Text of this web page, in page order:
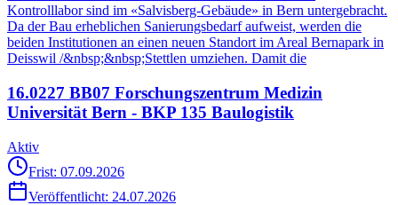
Kontrolllabor sind im «Salvisberg-Gebäude» in Bern untergebracht.
Da der Bau erheblichen Sanierungsbedarf aufweist, werden die
beiden Institutionen an einen neuen Standort im Areal Bernapark in
Deisswil /&nbsp;&nbsp;Stettlen umziehen. Damit die
16.0227 BB07 Forschungszentrum Medizin
Universität Bern - BKP 135 Baulogistik
Aktiv
Frist: 07.09.2026
Veröffentlicht: 24.07.2026